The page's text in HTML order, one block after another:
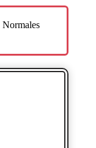
Normales